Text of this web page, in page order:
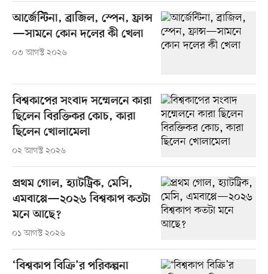
আর্জেন্টিনা, ব্রাজিল, স্পেন, ফ্রান্স
—সামনে কোন দলের কী খেলা
০৩ আগস্ট ২০২৬
বিশ্বকাপের সংবাদ সম্মেলনে কারা
ছিলেন বিরক্তিকর কোচ, কারা
ছিলেন খোলামেলা
০২ আগস্ট ২০২৬
প্রথম গোল, হ্যাটট্রিক, মেসি,
এমবাপ্পে—২০২৬ বিশ্বকাপ কতটা
মনে আছে?
০১ আগস্ট ২০২৬
‘বিশ্বকাপ বিক্রি’র পরিকল্পনা